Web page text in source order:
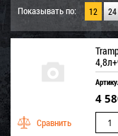
Показывать по: 12 24
4